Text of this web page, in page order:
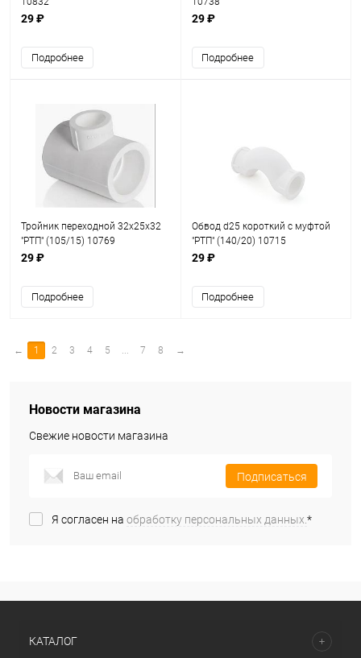
29 ₽
Подробнее
29 ₽
Подробнее
Тройник переходной 32х25х32
"РТП" (105/15) 10769
29 ₽
Подробнее
Обвод d25 короткий с муфтой
"РТП" (140/20) 10715
29 ₽
Подробнее
← 1 2 3 4 5 ... 7 8 →
Новости магазина
Свежие новости магазина
Подписаться
Я согласен на обработку персональных данных.*
КАТАЛОГ